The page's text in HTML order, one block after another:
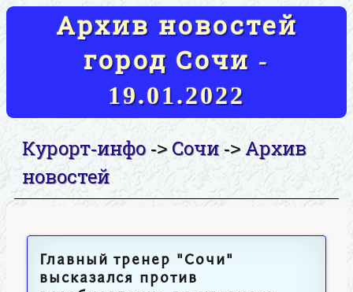
Архив новостей
город Сочи -
19.01.2022
Курорт-инфо-> Сочи->Архив
новостей
Главный тренер "Сочи"
высказался против